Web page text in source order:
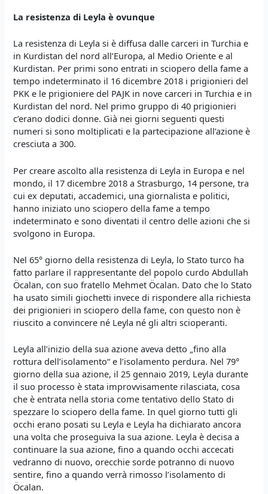
La resistenza di Leylaè ovunque
La resistenza di Leyla si è diffusa dalle carceri in Turchia e
in Kurdistan del nord all’Europa, al Medio Oriente e al
Kurdistan. Per primi sono entrati in sciopero della fame a
tempo indeterminato il 16 dicembre 2018 i prigionieri del
PKK e le prigioniere del PAJK in nove carceri in Turchia e in
Kurdistan del nord. Nel primo gruppo di 40 prigionieri
c’erano dodici donne. Già nei giorni seguenti questi
numeri si sono moltiplicati e la partecipazione all’azione è
cresciuta a 300.
Per creare ascolto alla resistenza di Leyla in Europa e nel
mondo, il 17 dicembre 2018 a Strasburgo, 14 persone, tra
cui ex deputati, accademici, una giornalista e politici,
hanno iniziato uno sciopero della fame a tempo
indeterminato e sono diventati il centro delle azioni che si
svolgono in Europa.
Nel 65° giorno della resistenza di Leyla, lo Stato turco ha
fatto parlare il rappresentante del popolo curdo Abdullah
Öcalan, con suo fratello Mehmet Öcalan. Dato che lo Stato
ha usato simili giochetti invece di rispondere alla richiesta
dei prigionieri in sciopero della fame, con questo non è
riuscito a convincere né Leyla né gli altri scioperanti.
Leyla all’inizio della sua azione aveva detto „fino alla
rottura dell’isolamento“ e l’isolamento perdura. Nel 79°
giorno della sua azione, il 25 gennaio 2019, Leyla durante
il suo processo è stata improvvisamente rilasciata, cosa
che è entrata nella storia come tentativo dello Stato di
spezzare lo sciopero della fame. In quel giorno tutti gli
occhi erano posati su Leyla e Leyla ha dichiarato ancora
una volta che proseguiva la sua azione. Leyla è decisa a
continuare la sua azione, fino a quando occhi accecati
vedranno di nuovo, orecchie sorde potranno di nuovo
sentire, fino a quando verrà rimosso l’isolamento di
Öcalan.